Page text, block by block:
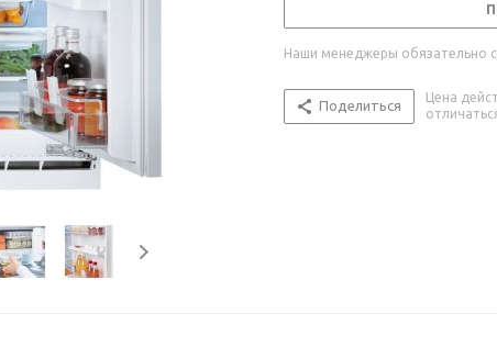
Наши менеджеры обязательно
Поделиться
Цена